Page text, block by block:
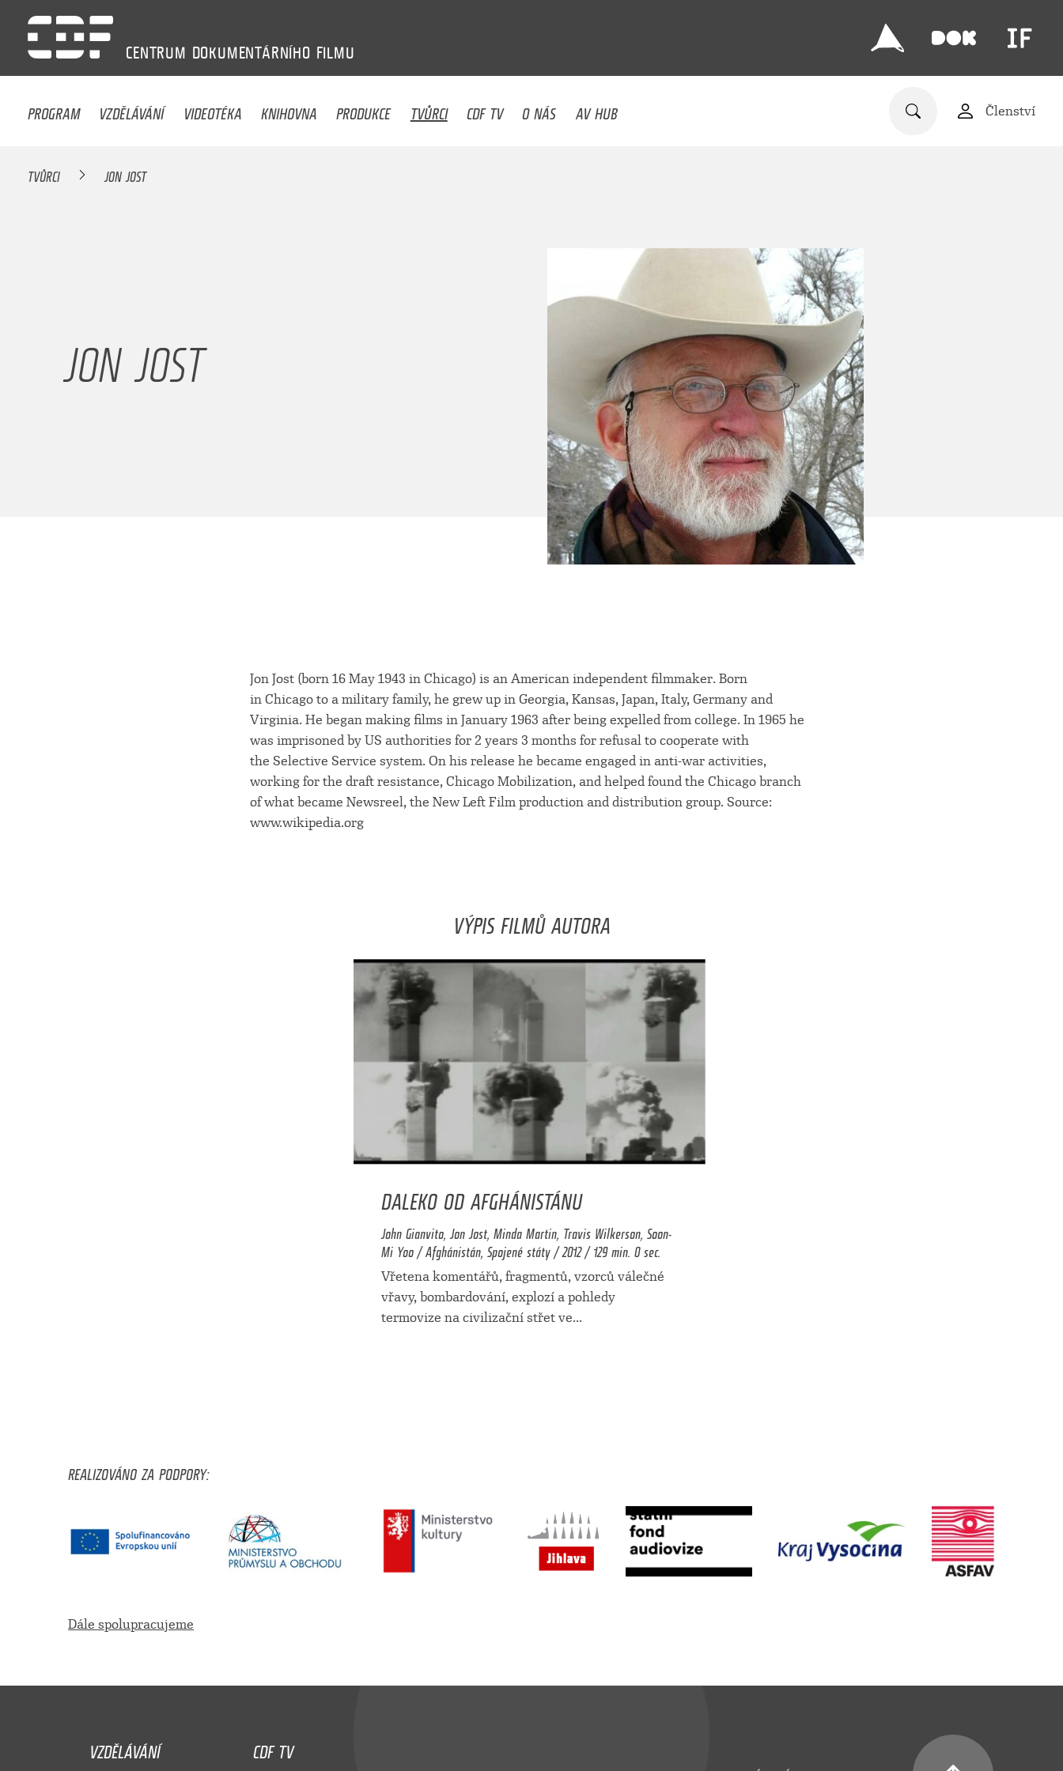
CENTRUM DOKUMENTÁRNÍHO FILMU
PROGRAM VZDĚLÁVÁNÍ VIDEOTÉKA KNIHOVNA PRODUKCE TVŮRCI CDF TV O NÁS AV HUB Členství
TVŮRCI JON JOST
JON JOST
Jon Jost (born 16 May 1943 in Chicago) is an American independent filmmaker. Born
in Chicago to a military family, he grew up in Georgia, Kansas, Japan, Italy, Germany and
Virginia. He began making films in January 1963 after being expelled from college. In 1965 he
was imprisoned by US authorities for 2 years 3 months for refusal to cooperate with
the Selective Service system. On his release he became engaged in anti-war activities,
working for the draft resistance, Chicago Mobilization, and helped found the Chicago branch
of what became Newsreel, the New Left Film production and distribution group. Source:
www.wikipedia.org
VÝPIS FILMŮ AUTORA
DALEKO OD AFGHÁNISTÁNU
John Gianvito, Jon Jost, Minda Martin, Travis Wilkerson, Soon-
Mi Yoo / Afghánistán, Spojené státy / 2012 / 129 min. 0 sec.
Vřetena komentářů, fragmentů, vzorců válečné
vřavy, bombardování, explozí a pohledy
termovize na civilizační střet ve...
REALIZOVÁNO ZA PODPORY:
Dále spolupracujeme
VZDĚLÁVÁNÍ CDF TV